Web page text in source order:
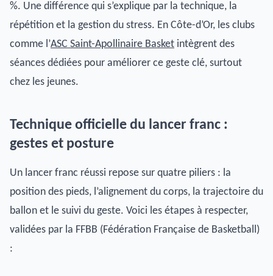
%. Une différence qui s’explique par la technique, la
répétition et la gestion du stress. En Côte-d’Or, les clubs
comme l’ASC Saint-Apollinaire Basket intègrent des
séances dédiées pour améliorer ce geste clé, surtout
chez les jeunes.
Technique officielle du lancer franc :
gestes et posture
Un lancer franc réussi repose sur quatre piliers : la
position des pieds, l’alignement du corps, la trajectoire du
ballon et le suivi du geste. Voici les étapes à respecter,
validées par la FFBB (Fédération Française de Basketball)
: